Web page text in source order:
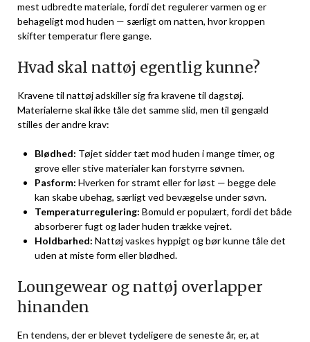
mest udbredte materiale, fordi det regulerer varmen og er
behageligt mod huden — særligt om natten, hvor kroppen
skifter temperatur flere gange.
Hvad skal nattøj egentlig kunne?
Kravene til nattøj adskiller sig fra kravene til dagstøj.
Materialerne skal ikke tåle det samme slid, men til gengæld
stilles der andre krav:
Blødhed: Tøjet sidder tæt mod huden i mange timer, og
grove eller stive materialer kan forstyrre søvnen.
Pasform: Hverken for stramt eller for løst — begge dele
kan skabe ubehag, særligt ved bevægelse under søvn.
Temperaturregulering: Bomuld er populært, fordi det både
absorberer fugt og lader huden trække vejret.
Holdbarhed: Nattøj vaskes hyppigt og bør kunne tåle det
uden at miste form eller blødhed.
Loungewear og nattøj overlapper
hinanden
En tendens, der er blevet tydeligere de seneste år, er, at